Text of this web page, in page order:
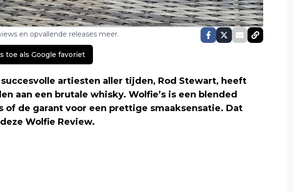
en opvallende releases meer.
toe als Google favoriet
artiesten aller tijden, Rod Stewart, heeft
aan een brutale whisky. Wolfie’s is een blended
of de garant voor een prettige smaaksensatie. Dat
Wolfie Review.